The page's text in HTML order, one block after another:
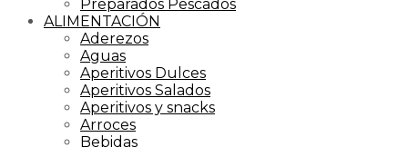
Preparados Pescados
ALIMENTACIÓN
Aderezos
Aguas
Aperitivos Dulces
Aperitivos Salados
Aperitivos y snacks
Arroces
Bebidas